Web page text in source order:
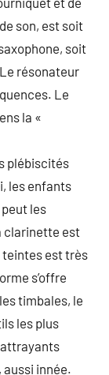
son, est soit
soit
résonateur
Le
la «
plébiscités
les enfants
les
clarinette est
teintes est très
s’offre
timbales, le
les plus
innée.